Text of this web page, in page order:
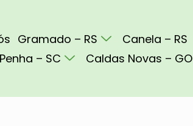
Gramado – RS Canela – RS
Penha – SC
Caldas Novas – GO